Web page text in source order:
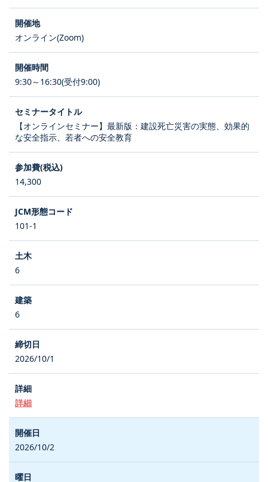
オンライン(Zoom)
9:30～16:30(受付9:00)
【オンラインセミナー】最新版：建設死亡災害の実態、効果的
な安全指示、若者への安全教育
14,300
101-1
6
6
2026/10/1
詳細
2026/10/2